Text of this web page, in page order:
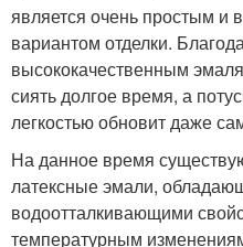
является очень простым и
вариантом отделки.
высококачественным
сиять долгое время, а
легкостью обновит даже
На данное время
латексные эмали,
водоотталкивающими
температурным